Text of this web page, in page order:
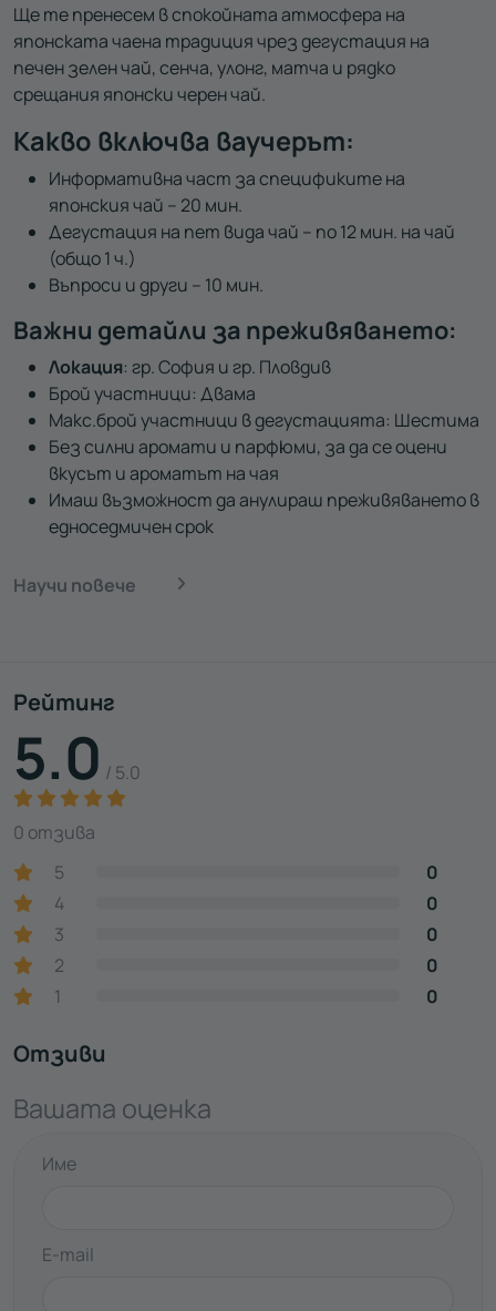
Ще те пренесем в спокойната атмосфера на
японската чаена традиция чрез дегустация на
печен зелен чай, сенча, улонг, матча и рядко
срещания японски черен чай.
Какво включва ваучерът:
Информативна част за спецификите на
японския чай – 20 мин.
Дегустация на пет вида чай – по 12 мин. на чай
(общо 1 ч.)
Въпроси и други – 10 мин.
Важни детайли за преживяването:
Локация: гр. София и гр. Пловдив
Брой участници: Двама
Макс.брой участници в дегустацията: Шестима
Без силни аромати и парфюми, за да се оцени
вкусът и ароматът на чая
Имаш възможност да анулираш преживяването в
едноседмичен срок
Научи повече
Рейтинг
5.0 / 5.0
0 отзива
5
0
4
0
3
0
2
0
1
0
Отзиви
Вашата оценка
Име
E-mail